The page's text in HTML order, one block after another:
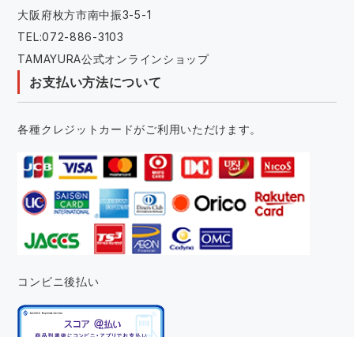
大阪府枚方市南中振3-5-1
TEL:072-886-3103
TAMAYURA公式オンラインショップ
お支払い方法について
各種クレジットカードがご利用いただけます。
コンビニ後払い